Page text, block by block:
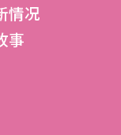
情况
事